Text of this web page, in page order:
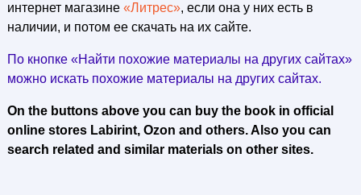
интернет магазине «Литрес», если она у них есть в
наличии, и потом ее скачать на их сайте.
По кнопке «Найти похожие материалы на других сайтах»
можно искать похожие материалы на других сайтах.
On the buttons above you can buy the book in official
online stores Labirint, Ozon and others. Also you can
search related and similar materials on other sites.